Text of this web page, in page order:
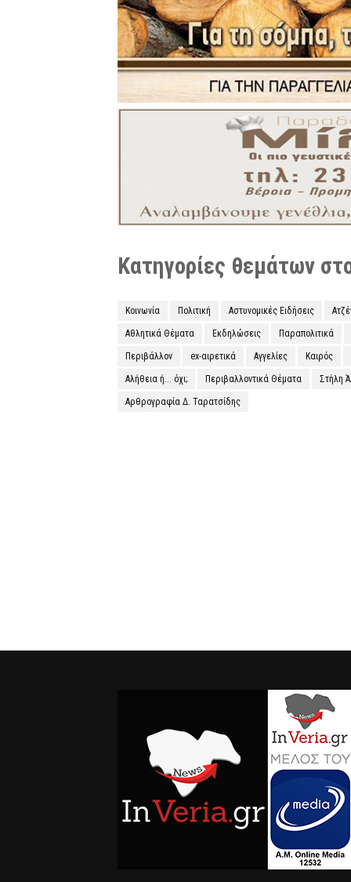
Κατηγορίες θεμάτων
Κοινωνία Πολιτική Αστυνομικές Ειδήσεις
Αθλητικά Θέματα Εκδηλώσεις Παραπολιτικά
Περιβάλλον ex-αιρετικά Αγγελίες Καιρός
Αλήθεια ή... όχι; Περιβαλλοντικά Θέματα Στήλη
Αρθρογραφία Δ. Ταρατσίδης